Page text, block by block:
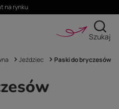
na rynku
Szukaj
Jeździec Paski do bryczesów